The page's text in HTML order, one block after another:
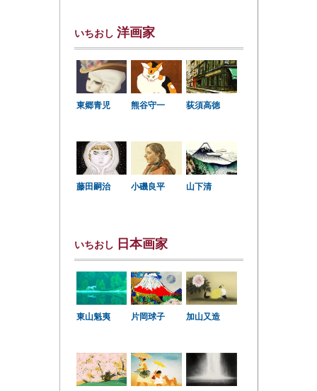
いちおし 洋画家
東郷青児 熊谷守一 荻須高徳
藤田嗣治 小磯良平 山下清
いちおし 日本画家
東山魁夷 片岡球子 加山又造